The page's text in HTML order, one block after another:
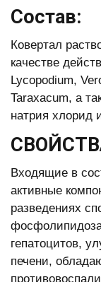
Состав:
Ковертал
качестве
Lycopodium,
Taraxacum, а
натрия хлорид
Входящие в
активные
разведениях
гепатоцитов,
печени,